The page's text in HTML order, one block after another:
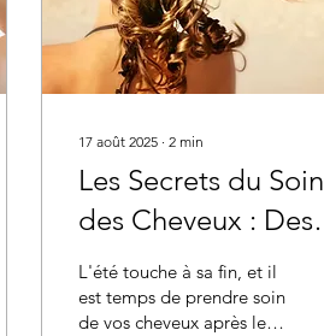
17 août 2025 ∙ 2 min
Les Secrets du Soin
des Cheveux : Des
Astuces pour une
Chevelure Éclatante
L'été touche à sa fin, et il
est temps de prendre soin
de vos cheveux après les